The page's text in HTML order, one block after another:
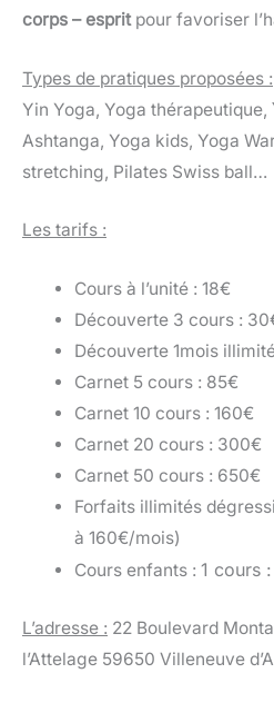
corps – espritpour favoriser
Types de pratiques proposées :
Yin Yoga, Yoga thérapeutique,
Ashtanga, Yoga kids, Yoga
stretching, Pilates Swiss ball…
Les tarifs :
Cours à l’unité : 18€
Découverte 3 cours :
Découverte 1mois
Carnet 5 cours : 85€
Carnet 10 cours : 160€
Carnet 20 cours : 300€
Carnet 50 cours : 650€
Forfaits illimités
à 160€/mois)
Cours enfants : 1 cours
L’adresse : 22 Boulevard
l’Attelage 59650 Villeneuve